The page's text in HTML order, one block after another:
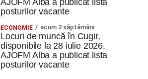
AJOFM Alba a publicat lista
posturilor vacante
ECONOMIE acum 2 săptămâni
Locuri de muncă în Cugir,
disponibile la 28 iulie 2026.
AJOFM Alba a publicat lista
posturilor vacante